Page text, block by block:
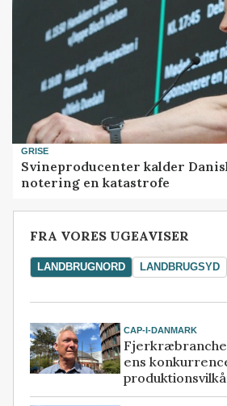
GRISE
Svineproducenter kalder
notering en katastrofe
FRA VORES UGEAVISER
LANDBRUGNORD LANDBRUGSYD
CAP-I-DANMARK
ens